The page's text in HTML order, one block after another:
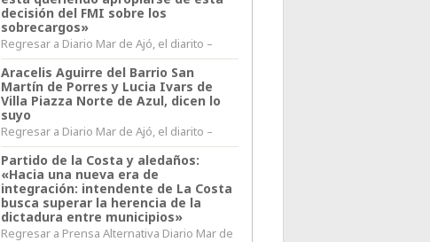
decisión del FMI sobre los
sobrecargos»
Regresar a Diario Mar de Ajó, el diarito –
Aracelis Aguirre del Barrio San
Martín de Porres y Lucia Ivars de
Villa Piazza Norte de Azul, dicen lo
suyo
Regresar a Diario Mar de Ajó, el diarito –
Partido de la Costa y aledaños:
«Hacia una nueva era de
integración: intendente de La Costa
busca superar la herencia de la
dictadura entre municipios»
Regresar a Prensa Alternativa Diario Mar de